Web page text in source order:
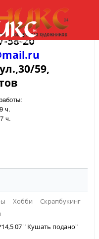
58-20
59,
ч.
ч.
Хобби
Скрапбукинг
07 " Кушать подано"